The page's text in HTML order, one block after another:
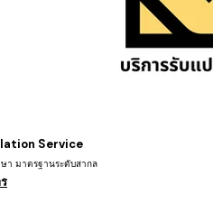
Service
า มาตรฐานระดับสากล